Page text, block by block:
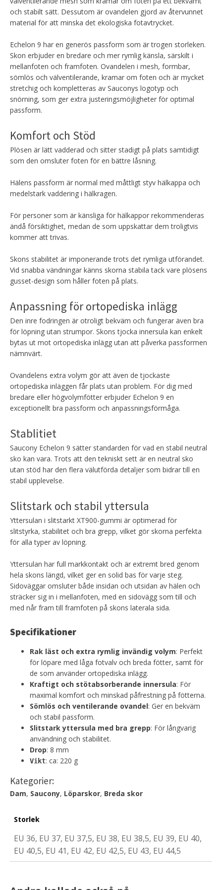
och stabilt sätt. Dessutom är ovandelen gjord av återvunnet
material för att minska det ekologiska fotavtrycket.
Echelon 9 har en generös passform som är trogen storleken.
Skon erbjuder en bredare och mer rymlig känsla, särskilt i
mellanfoten och framfoten. Ovandelen i mesh, formbar,
sömlös och välventilerande, kramar om foten och är mycket
stretchig och kompletteras av Sauconys logotyp och
snörning, som ger extra justeringsmöjligheter för optimal
passform.
Komfort och Stöd
Plösen är lätt vadderad och sitter stadigt på plats samtidigt
som den omsluter foten för en bättre låsning.
Hälens passform är normal med måttligt styv hälkappa och
medelstark vaddering i hälkragen.
För personer som är känsliga för hälkappor rekommenderas
ändå försiktighet, medan de som uppskattar dem troligtvis
kommer att trivas.
Skons stabilitet är imponerande trots det rymliga utförandet.
Vid snabba vändningar känns skorna stabila tack vare plösens
gusset-design som håller foten på plats.
Anpassning för ortopediska inlägg
Den inre fodringen är otroligt bekväm och fungerar även bra
för löpning utan strumpor. Skons tjocka innersula kan enkelt
bytas ut mot ortopediska inlägg utan att påverka passformen
nämnvärt.
Ovandelens extra volym gör att även de tjockaste
ortopediska inläggen får plats utan problem. För dig med
bredare eller högvolymfötter erbjuder Echelon 9 en
exceptionellt bra passform och anpassningsförmåga.
Stablitiet
Saucony Echelon 9 sätter standarden för vad en stabil neutral
sko kan vara. Trots att den tekniskt sett är en neutral sko
utan stöd har den flera välutförda detaljer som bidrar till en
stabil upplevelse.
Slitstark och stabil yttersula
Yttersulan i slitstarkt XT900-gummi är optimerad för
slitstyrka, stabilitet och bra grepp, vilket gör skorna perfekta
för alla typer av löpning.
Yttersulan har full markkontakt och är extremt bred genom
hela skons längd, vilket ger en solid bas för varje steg.
Sidoväggar omsluter både insidan och utsidan av hälen och
sträcker sig in i mellanfoten, med en sidovägg som till och
med når fram till framfoten på skons laterala sida.
Specifikationer
Rak läst och extra rymlig invändig volym: Perfekt
för löpare med låga fotvalv och breda fötter, samt för
de som använder ortopediska inlägg.
Kraftigt och stötabsorberande innersula: För
maximal komfort och minskad påfrestning på fötterna.
Sömlös och ventilerande ovandel: Ger en bekväm
och stabil passform.
Slitstark yttersula med bra grepp: För långvarig
användning och stabilitet.
Drop: 8 mm
Vikt: ca: 220 g
Kategorier:
Dam, Saucony, Löparskor, Breda skor
Storlek
EU 36, EU 37, EU 37,5, EU 38, EU 38,5, EU 39, EU 40,
EU 40,5, EU 41, EU 42, EU 42,5, EU 43, EU 44,5